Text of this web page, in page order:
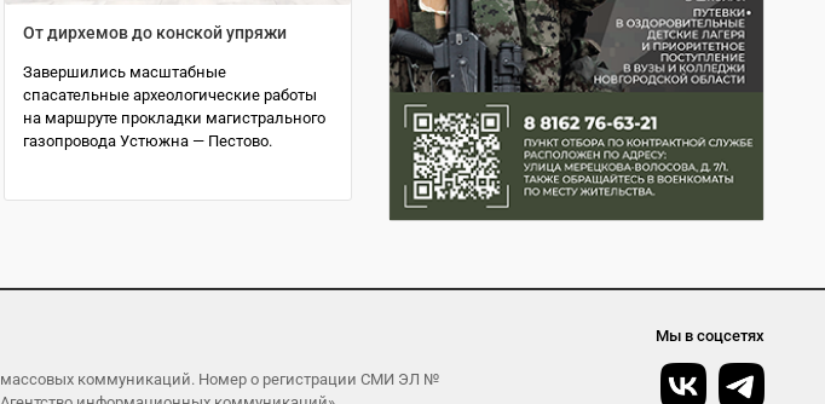
От дирхемов до конской упряжи
Завершились масштабные
спасательные археологические работы
на маршруте прокладки магистрального
газопровода Устюжна — Пестово.
массовых коммуникаций. Номер о регистрации СМИ ЭЛ №
Мы в соцсетях